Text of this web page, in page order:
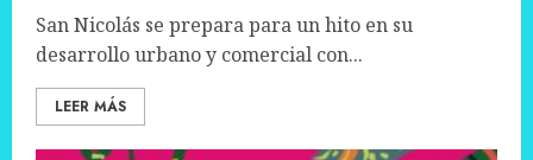
San Nicolás se prepara para un hito en su
desarrollo urbano y comercial con...
LEER MÁS